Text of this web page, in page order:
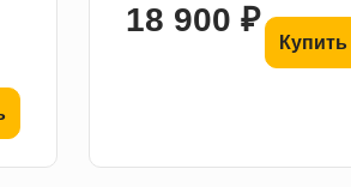
18 900 ₽
Купить